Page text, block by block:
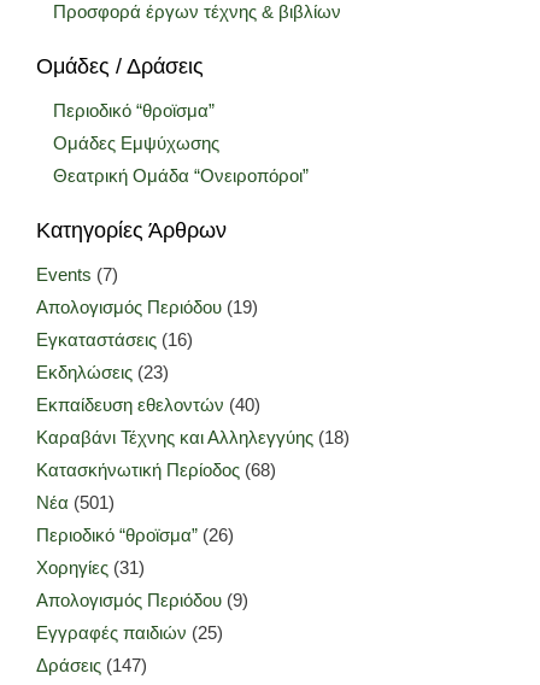
Προσφορά έργων τέχνης & βιβλίων
Ομάδες / Δράσεις
Περιοδικό “θροϊσμα”
Ομάδες Εμψύχωσης
Θεατρική Ομάδα “Ονειροπόροι”
Κατηγορίες Άρθρων
Events (7)
Απολογισμός Περιόδου (19)
Εγκαταστάσεις (16)
Εκδηλώσεις (23)
Εκπαίδευση εθελοντών (40)
Καραβάνι Τέχνης και Αλληλεγγύης (18)
Κατασκήνωτική Περίοδος (68)
Νέα (501)
Περιοδικό “θροϊσμα” (26)
Χορηγίες (31)
Απολογισμός Περιόδου (9)
Εγγραφές παιδιών (25)
Δράσεις (147)